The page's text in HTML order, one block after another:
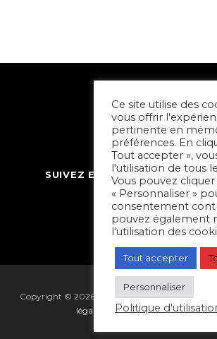
SUIVEZ ET CONTACTEZ
Copyright © 2026 Sortir à Niort | réalisé par
légales
Gestion des cookies|Plan
Ce site utilise des
vous offrir
pertinente en
préférences. En
Tout accepter »,
l'utilisation de tous
Vous pouvez cliquer
« Personnaliser »
consentement
pouvez également
l'utilisation des
Tout accepter
Personnaliser
Politique